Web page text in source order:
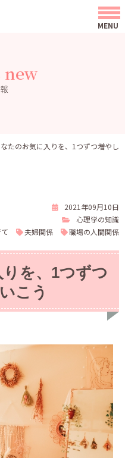
new
たのお気に入りを、1つずつ増やし
2021年09月10日
心理学の知識
夫婦関係 職場の人間関係
を、1つずつ
こう